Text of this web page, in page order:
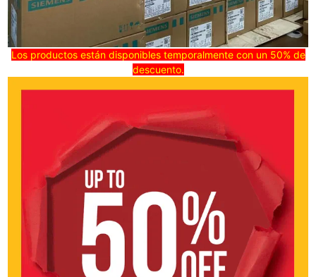
Los productos están disponibles temporalmente con un 50% de
descuento.